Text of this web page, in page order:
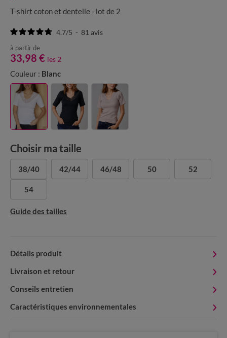
T-shirt coton et dentelle - lot de 2
4.7/5 - 81 avis
à partir de
33,98 € les 2
Couleur : Blanc
Choisir ma taille
38/40 42/44 46/48 50 52
54
Guide des tailles
Détails produit
Livraison et retour
Conseils entretien
Caractéristiques environnementales